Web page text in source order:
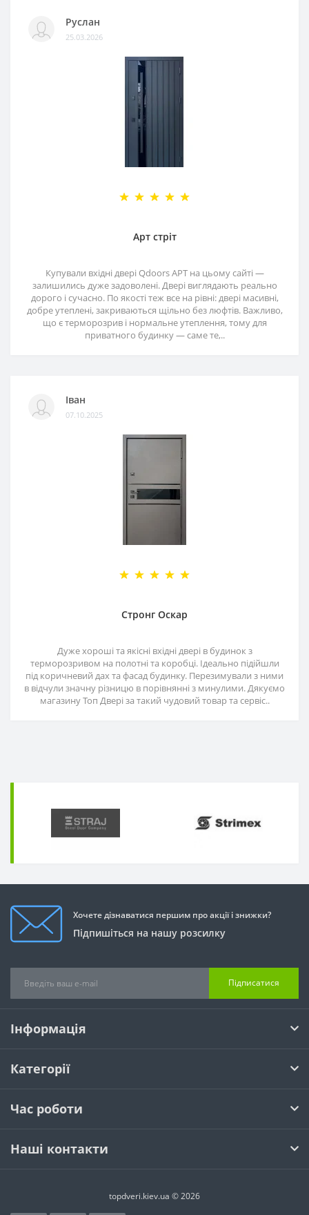
Руслан
25.03.2026
Арт стріт
Купували вхідні двері Qdoors АРТ на цьому сайті —
залишились дуже задоволені. Двері виглядають реально
дорого і сучасно. По якості теж все на рівні: двері масивні,
добре утеплені, закриваються щільно без люфтів. Важливо,
що є терморозрив і нормальне утеплення, тому для
приватного будинку — саме те,..
Іван
07.10.2025
Стронг Оскар
Дуже хороші та якісні вхідні двері в будинок з
терморозривом на полотні та коробці. Ідеально підійшли
під коричневий дах та фасад будинку. Перезимували з ними
в відчули значну різницю в порівнянні з минулими. Дякуємо
магазину Топ Двері за такий чудовий товар та сервіс..
Хочете дізнаватися першим про акції і знижки?
Підпишіться на нашу розсилку
Підписатися
Інформація
Категорії
Час роботи
Наші контакти
topdveri.kiev.ua © 2026